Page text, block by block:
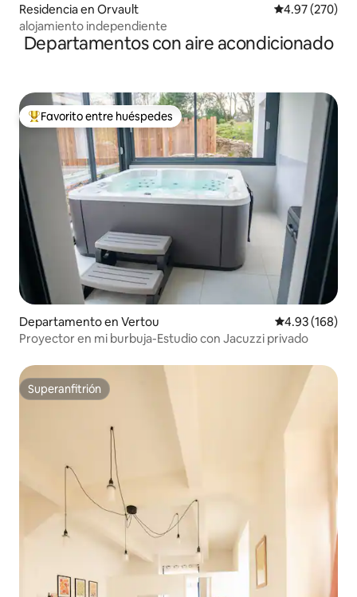
Residencia en Orvault Calificación
4.97 (270)
alojamiento independiente
Departamentos con aire acondicionado
De los mejores en Favorito entre huéspedes
Favorito entre huéspedes
Departamento en Vertou Calificación
4.93 (168)
Proyector en mi burbuja-Estudio con Jacuzzi privado
Superanfitrión
Superanfitrión